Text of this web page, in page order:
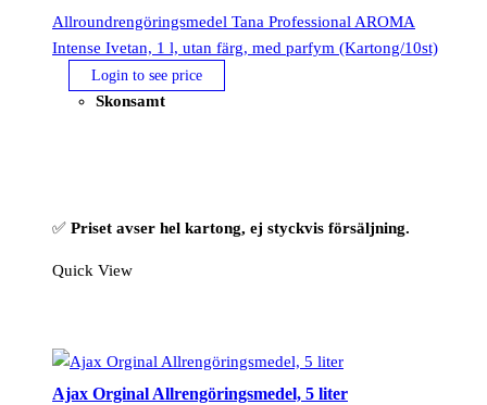
Allroundrengöringsmedel Tana Professional AROMA
Intense Ivetan, 1 l, utan färg, med parfym (Kartong/10st)
Login to see price
Skonsamt
✅ Priset avser hel kartong, ej styckvis försäljning.
Quick View
Ajax Orginal Allrengöringsmedel, 5 liter